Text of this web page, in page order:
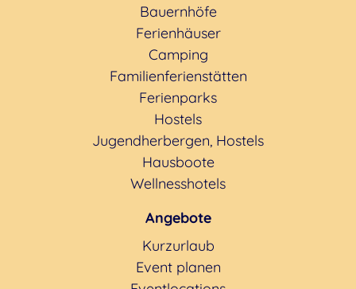
Bauernhöfe
Ferienhäuser
Camping
Familienferienstätten
Ferienparks
Hostels
Jugendherbergen, Hostels
Hausboote
Wellnesshotels
Angebote
Kurzurlaub
Event planen